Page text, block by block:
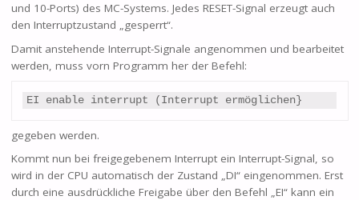
und 10-Ports) des MC-Systems. Jedes RESET-Signal erzeugt auch
den Interruptzustand „gesperrt“.
Damit anstehende Interrupt-Signale angenommen und bearbeitet
werden, muss vorn Programm her der Befehl:
EI enable interrupt (Interrupt ermöglichen}
gegeben werden.
Kommt nun bei freigegebenem Interrupt ein Interrupt-Signal, so
wird in der CPU automatisch der Zustand „DI“ eingenommen. Erst
durch eine ausdrückliche Freigabe über den Befehl „EI“ kann ein